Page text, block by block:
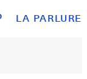
LA PARLURE